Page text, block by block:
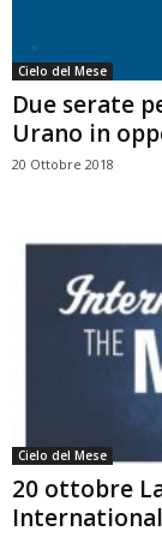
Cielo del Mese
Due serate
Urano in
20 Ottobre 2018
Cielo del Mese
20 ottobre